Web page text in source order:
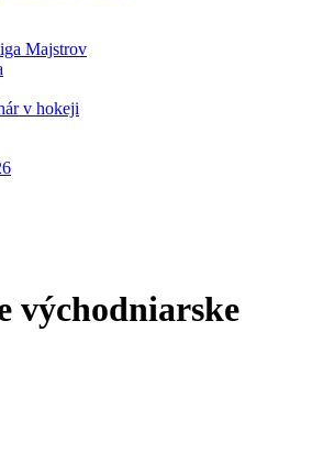
Majstrov
v hokeji
východniarske